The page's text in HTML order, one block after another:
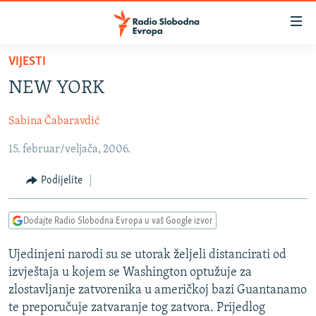
Pređite
glavni
Pređite
na
navigaciju
Pređite
na
pretragu
SRBIJA
KOSOVO
CRNA GORA
VIZUELNO
VIDEO
FOTOGALERIJE
INFOGRAFIKE
PODCASTI
RAT U UKRAJINI
KINA NA BALKANU
RSE PRIČE IZ SVIJETA
VIJESTI
NEW YORK
Sabina Čabaravdić
15. februar/veljača, 2006.
Podijelite
Dodajte Radio Slobodna Evropa u vaš Google izvor
Ujedinjeni narodi su se utorak željeli distancirati od
izvještaja u kojem se Washington optužuje za
zlostavljanje zatvorenika u američkoj bazi Guantanamo
te preporučuje zatvaranje tog zatvora. Prijedlog